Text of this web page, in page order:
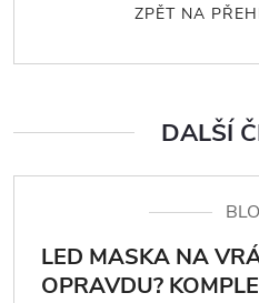
ZPĚT NA
DALŠÍ
LED MASKA NA
OPRAVDU?